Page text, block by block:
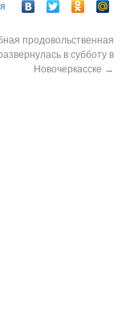
продовольственная
в субботу в
Новочеркасске →